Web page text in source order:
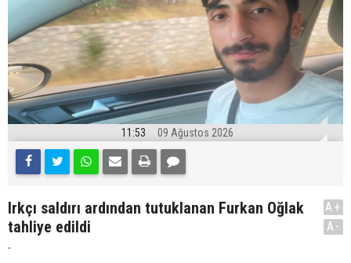
11:53 09 Ağustos 2026
Irkçı saldırı ardından tutuklanan Furkan Oğlak
tahliye edildi
.
A+
A-